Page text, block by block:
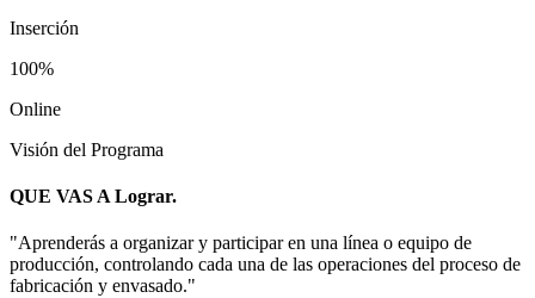
Inserción
100%
Online
Visión del Programa
QUE VAS A Lograr.
"Aprenderás a organizar y participar en una línea o equipo de
producción, controlando cada una de las operaciones del proceso de
fabricación y envasado."